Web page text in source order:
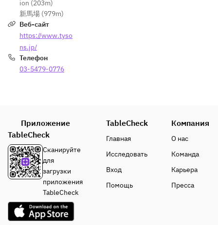
ion (203m)
新馬場 (979m)
Веб-сайт
https://www.tyso
ns.jp/
Телефон
03-5479-0776
Приложение
TableCheck
Сканируйте
для
загрузки
приложения
TableCheck
TableCheck
Главная
Исследовать
Вход
Помощь
Компания
О нас
Команда
Карьера
Пресса